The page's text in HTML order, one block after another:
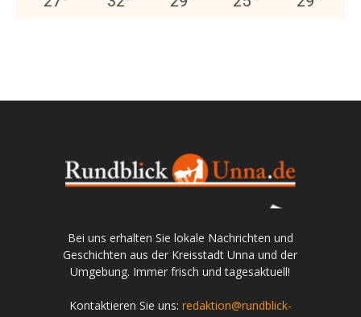
Bei uns erhalten Sie lokale Nachrichten und
Geschichten aus der Kreisstadt Unna und der
Umgebung. Immer frisch und tagesaktuell!
Kontaktieren Sie uns: redaktion@rundblick-